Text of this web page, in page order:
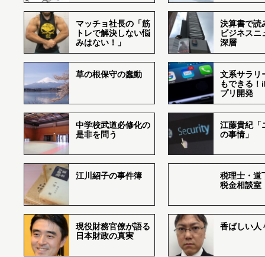
マッチョ社長の「筋
トレで解決しない悩
みはない！」
決算書で読
ビジネスニ
深層
草の根保守の蠢動
文系サラリ
もできる
プリ開発
中学校武道必修化の
是非を問う
江藤貴紀「
の事情」
江川紹子の事件簿
税理士・道
税金相談室
現役財務官僚が語る
日本財政の真実
香ばしい